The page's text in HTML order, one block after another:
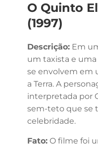
O Quinto
(1997)
Descrição: Em
um taxista e
se envolvem em
a Terra. A
interpretada por
sem-teto que se
celebridade.
Fato: O filme foi